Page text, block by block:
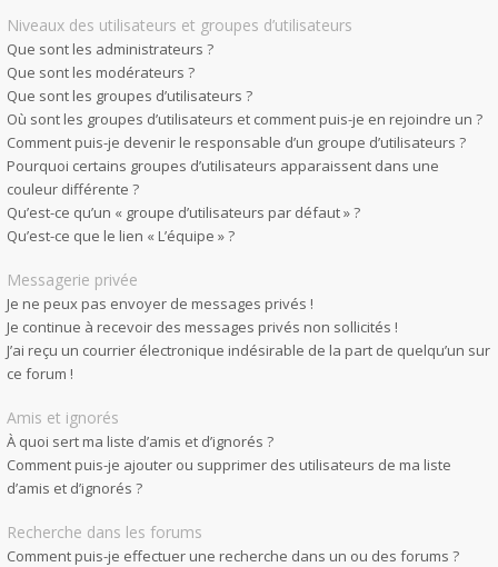
Niveaux des utilisateurs et groupes d’utilisateurs
Que sont les administrateurs ?
Que sont les modérateurs ?
Que sont les groupes d’utilisateurs ?
Où sont les groupes d’utilisateurs et comment puis-je en rejoindre un ?
Comment puis-je devenir le responsable d’un groupe d’utilisateurs ?
Pourquoi certains groupes d’utilisateurs apparaissent dans une
couleur différente ?
Qu’est-ce qu’un « groupe d’utilisateurs par défaut » ?
Qu’est-ce que le lien « L’équipe » ?
Messagerie privée
Je ne peux pas envoyer de messages privés !
Je continue à recevoir des messages privés non sollicités !
J’ai reçu un courrier électronique indésirable de la part de quelqu’un sur
ce forum !
Amis et ignorés
À quoi sert ma liste d’amis et d’ignorés ?
Comment puis-je ajouter ou supprimer des utilisateurs de ma liste
d’amis et d’ignorés ?
Recherche dans les forums
Comment puis-je effectuer une recherche dans un ou des forums ?